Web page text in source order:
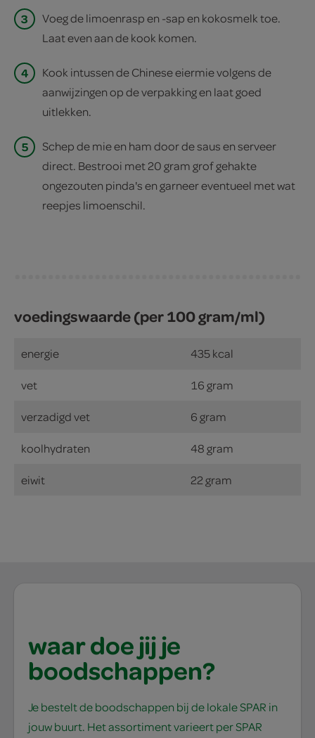
3
Voeg de limoenrasp en -sap en kokosmelk toe.
Laat even aan de kook komen.
4
Kook intussen de Chinese eiermie volgens de
aanwijzingen op de verpakking en laat goed
uitlekken.
5
Schep de mie en ham door de saus en serveer
direct. Bestrooi met 20 gram grof gehakte
ongezouten pinda's en garneer eventueel met wat
reepjes limoenschil.
voedingswaarde (per 100 gram/ml)
energie 435 kcal
vet 16 gram
verzadigd vet 6 gram
koolhydraten 48 gram
eiwit 22 gram
waar doe jij je
boodschappen?
Je bestelt de boodschappen bij de lokale SPAR in
jouw buurt. Het assortiment varieert per SPAR